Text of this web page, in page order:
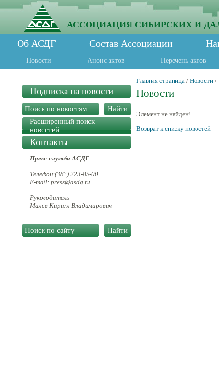
АССОЦИАЦИЯ СИБИРСКИХ И
Об АСДГ Состав Ассоциации
Новости Анонс актов Перечень актов
Подписка на новости
Расширенный поиск
новостей
Контакты
Пресс-служба АСДГ
Телефон:(383) 223-85-00
E-mail: press@asdg.ru
Руководитель
Малов Кирилл Владимирович
Главная страница / Новости /
Новости
Элемент не найден!
Возврат к списку новостей